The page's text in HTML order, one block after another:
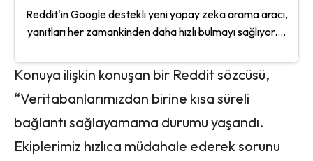
Reddit'in Google destekli yeni yapay zeka arama aracı,
yanıtları her zamankinden daha hızlı bulmayı sağlıyor....
Konuya ilişkin konuşan bir Reddit sözcüsü,
“Veritabanlarımızdan birine kısa süreli
bağlantı sağlayamama durumu yaşandı.
Ekiplerimiz hızlıca müdahale ederek sorunu